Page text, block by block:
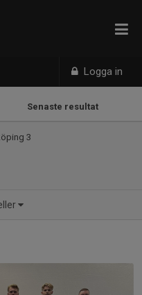
Logga in
Senaste resultat
3